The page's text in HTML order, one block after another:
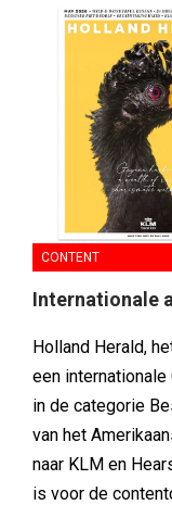
CONTENT
Internationale
Holland Herald,
een
in de categorie
van het
naar KLM en
is voor de